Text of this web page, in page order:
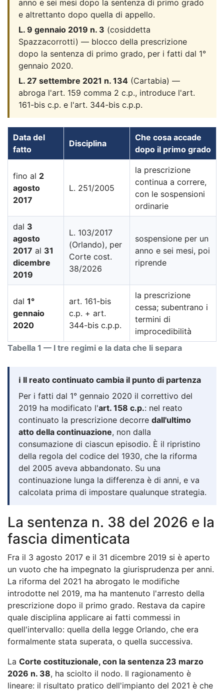
anno e sei mesi dopo la sentenza di primo grado
e altrettanto dopo quella di appello.
L. 9 gennaio 2019 n. 3 (cosiddetta
Spazzacorrotti) — blocco della prescrizione
dopo la sentenza di primo grado, per i fatti dal 1°
gennaio 2020.
L. 27 settembre 2021 n. 134 (Cartabia) —
abroga l'art. 159 comma 2 c.p., introduce l'art.
161-bis c.p. e l'art. 344-bis c.p.p.
Tabella 1 — I tre regimi e la data che li separa
Data del
fatto
Disciplina
Che cosa accade
dopo il primo grado
fino al 2
agosto
2017
L. 251/2005
la prescrizione
continua a correre,
con le sospensioni
ordinarie
dal 3
agosto
2017 al 31
dicembre
2019
L. 103/2017
(Orlando), per
Corte cost.
38/2026
sospensione per un
anno e sei mesi, poi
riprende
dal 1°
gennaio
2020
art. 161-bis
c.p. + art.
344-bis c.p.p.
la prescrizione
cessa; subentrano i
termini di
improcedibilità
ℹ️ Il reato continuato cambia il punto di partenza
Per i fatti dal 1° gennaio 2020 il correttivo del
2019 ha modificato l'art. 158 c.p.: nel reato
continuato la prescrizione decorre dall'ultimo
atto della continuazione, non dalla
consumazione di ciascun episodio. È il ripristino
della regola del codice del 1930, che la riforma
del 2005 aveva abbandonato. Su una
continuazione lunga la differenza è di anni, e va
calcolata prima di impostare qualunque strategia.
La sentenza n. 38 del 2026 e la
fascia dimenticata
Fra il 3 agosto 2017 e il 31 dicembre 2019 si è aperto
un vuoto che ha impegnato la giurisprudenza per anni.
La riforma del 2021 ha abrogato le modifiche
introdotte nel 2019, ma ha mantenuto l'arresto della
prescrizione dopo il primo grado. Restava da capire
quale disciplina applicare ai fatti commessi in
quell'intervallo: quella della legge Orlando, che era
formalmente stata superata, o quella successiva.
La Corte costituzionale, con la sentenza 23 marzo
2026 n. 38, ha sciolto il nodo. Il ragionamento è
lineare: il risultato pratico dell'impianto del 2021 è che